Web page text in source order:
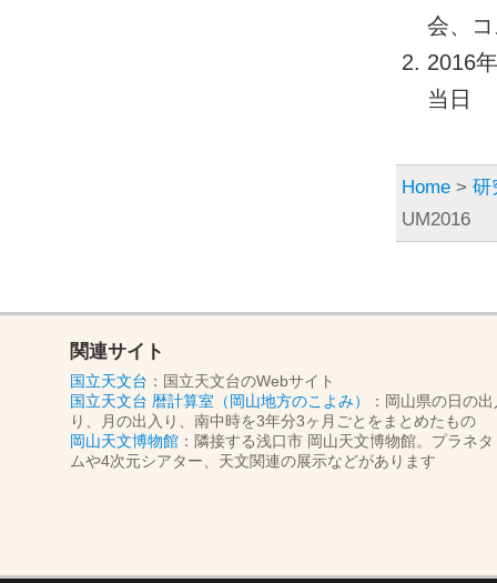
会、
2016
当日
Home > 研
UM2016
関連サイト
国立天文台 ：国立天文台のWebサイト
国立天文台 暦計算室（岡山地方のこよみ）
：岡山県の日の
り、月の出入り、南中時を3年分3ヶ月ごとをまとめたもの
岡山天文博物館 ：隣接する浅口市 岡山天文博物館。プラネタ
ムや4次元シアター、天文関連の展示などがあります